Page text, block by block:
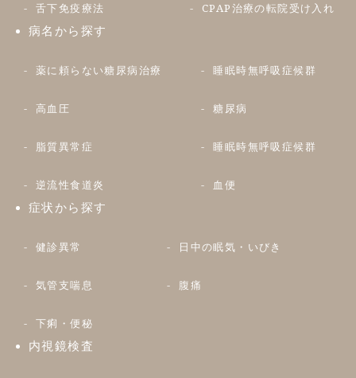
舌下免疫療法 CPAP治療の転院受け入れ
病名から探す
薬に頼らない糖尿病治療 睡眠時無呼吸症候群
高血圧 糖尿病
脂質異常症 睡眠時無呼吸症候群
逆流性食道炎 血便
症状から探す
健診異常 日中の眠気・いびき
気管支喘息 腹痛
下痢・便秘
内視鏡検査